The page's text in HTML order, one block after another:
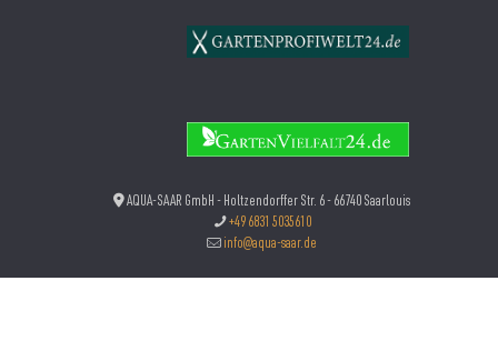
AQUA-SAAR GmbH - Holtzendorffer Str. 6 - 66740 Saarlouis
+49 6831 5035610
info@aqua-saar.de